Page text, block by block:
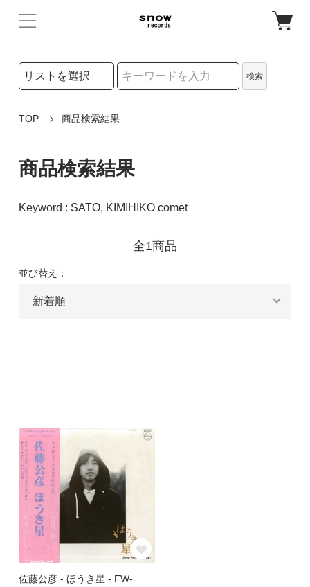
検索リストの選択
検索
TOP 商品検索結果
商品検索結果
Keyword : SATO, KIMIHIKO comet
全1商品
並び替え：
佐藤公彦 - ほうき星 - FW-